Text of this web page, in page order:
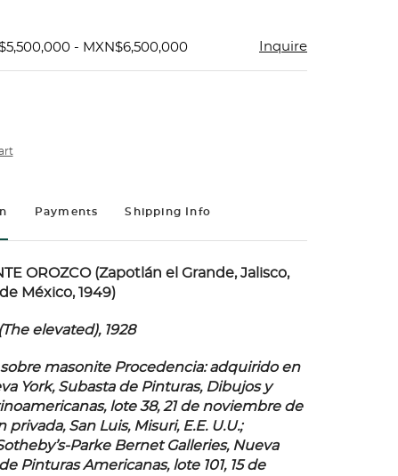
- MXN$6,500,000 Inquire
Payments Shipping Info
OROZCO (Zapotlán el Grande, Jalisco,
México, 1949)
elevated), 1928
masonite Procedencia: adquirido en
York, Subasta de Pinturas, Dibujos y
lote 38, 21 de noviembre de
privada, San Luis, Misuri, E.E. U.U.;
Parke Bernet Galleries, Nueva
Pinturas Americanas, lote 101, 15 de